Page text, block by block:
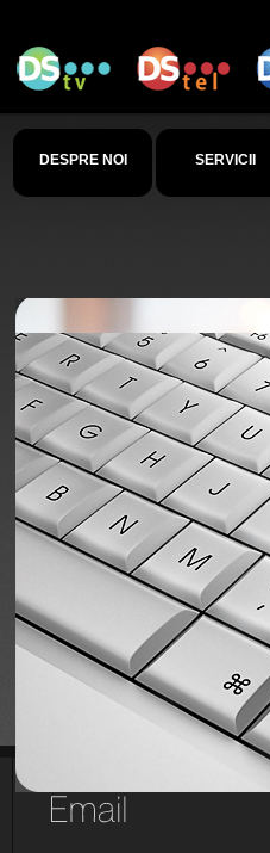
DESPRE NOI SERVICII